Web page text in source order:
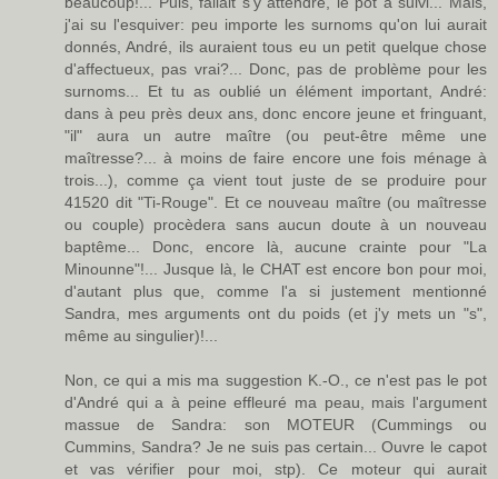
j'ai su l'esquiver: peu importe les surnoms qu'on lui aurait
donnés, André, ils auraient tous eu un petit quelque chose
d'affectueux, pas vrai?... Donc, pas de problème pour les
surnoms... Et tu as oublié un élément important, André:
dans à peu près deux ans, donc encore jeune et fringuant,
"il" aura un autre maître (ou peut-être même une
maîtresse?... à moins de faire encore une fois ménage à
trois...), comme ça vient tout juste de se produire pour
41520 dit "Ti-Rouge". Et ce nouveau maître (ou maîtresse
ou couple) procèdera sans aucun doute à un nouveau
baptême... Donc, encore là, aucune crainte pour "La
Minounne"!... Jusque là, le CHAT est encore bon pour moi,
d'autant plus que, comme l'a si justement mentionné
Sandra, mes arguments ont du poids (et j'y mets un "s",
même au singulier)!...
Non, ce qui a mis ma suggestion K.-O., ce n'est pas le pot
d'André qui a à peine effleuré ma peau, mais l'argument
massue de Sandra: son MOTEUR (Cummings ou
Cummins, Sandra? Je ne suis pas certain... Ouvre le capot
et vas vérifier pour moi, stp). Ce moteur qui aurait